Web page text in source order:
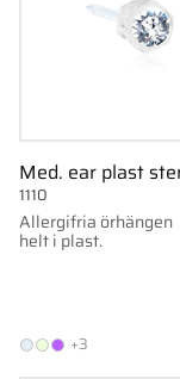
Med. ear plast
Allergifria örhängen
helt i plast.
1110
+3